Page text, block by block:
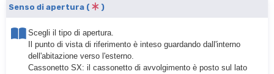
Senso di apertura ( )
Scegli il tipo di apertura.
Il punto di vista di riferimento è inteso guardando dall'interno
dell'abitazione verso l'esterno.
Cassonetto SX: il cassonetto di avvolgimento è posto sul lato